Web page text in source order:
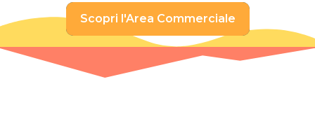
Scopri l'Area Commerciale